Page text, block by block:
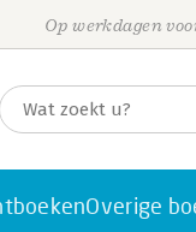
Op werkdagen
Overige